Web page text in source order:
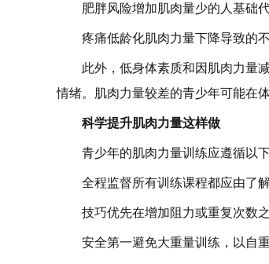
肥胖风险增加肌肉量少的人基础
疼痛低龄化肌肉力量下降导致的
此外，低身体素质和因肌肉力量
情绪。肌肉力量较差的青少年可能在
科学提升肌肉力量这样做
青少年的肌肉力量训练应遵循以下
全程监督所有训练课程都应由了
技巧优先在增加阻力或重复次数
安全第一避免大重量训练，以自